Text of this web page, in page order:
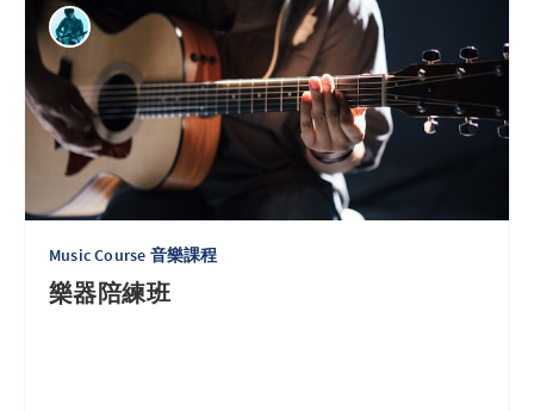
Music Course 音樂課程
樂器陪練班